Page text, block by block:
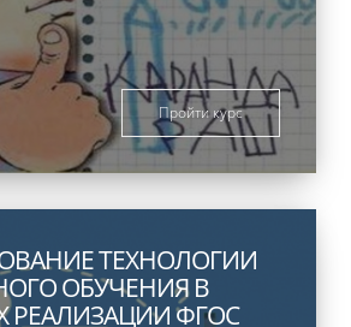
Пройти курс
ТЕХНОЛОГИИ
ОБУЧЕНИЯ В
РЕАЛИЗАЦИИ ФГОС